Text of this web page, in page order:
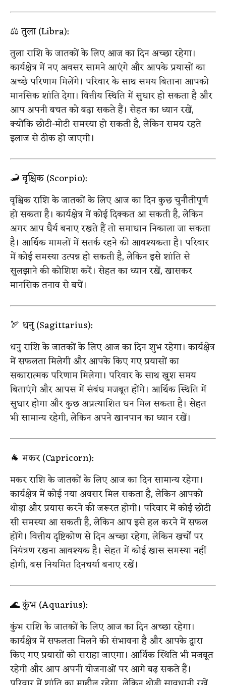
⚖️ तुला (Libra):
तुला राशि के जातकों के लिए आज का दिन अच्छा रहेगा।
कार्यक्षेत्र में नए अवसर सामने आएंगे और आपके प्रयासों का
अच्छे परिणाम मिलेंगे। परिवार के साथ समय बिताना आपको
मानसिक शांति देगा। वित्तीय स्थिति में सुधार हो सकता है और
आप अपनी बचत को बढ़ा सकते हैं। सेहत का ध्यान रखें,
क्योंकि छोटी-मोटी समस्या हो सकती है, लेकिन समय रहते
इलाज से ठीक हो जाएगी।
🦂 वृश्चिक (Scorpio):
वृश्चिक राशि के जातकों के लिए आज का दिन कुछ चुनौतीपूर्ण
हो सकता है। कार्यक्षेत्र में कोई दिक्कत आ सकती है, लेकिन
अगर आप धैर्य बनाए रखते हैं तो समाधान निकाला जा सकता
है। आर्थिक मामलों में सतर्क रहने की आवश्यकता है। परिवार
में कोई समस्या उत्पन्न हो सकती है, लेकिन इसे शांति से
सुलझाने की कोशिश करें। सेहत का ध्यान रखें, खासकर
मानसिक तनाव से बचें।
🏹 धनु (Sagittarius):
धनु राशि के जातकों के लिए आज का दिन शुभ रहेगा। कार्यक्षेत्र
में सफलता मिलेगी और आपके किए गए प्रयासों का
सकारात्मक परिणाम मिलेगा। परिवार के साथ खुश समय
बिताएंगे और आपस में संबंध मजबूत होंगे। आर्थिक स्थिति में
सुधार होगा और कुछ अप्रत्याशित धन मिल सकता है। सेहत
भी सामान्य रहेगी, लेकिन अपने खानपान का ध्यान रखें।
🐐 मकर (Capricorn):
मकर राशि के जातकों के लिए आज का दिन सामान्य रहेगा।
कार्यक्षेत्र में कोई नया अवसर मिल सकता है, लेकिन आपको
थोड़ा और प्रयास करने की जरूरत होगी। परिवार में कोई छोटी
सी समस्या आ सकती है, लेकिन आप इसे हल करने में सफल
होंगे। वित्तीय दृष्टिकोण से दिन अच्छा रहेगा, लेकिन खर्चों पर
नियंत्रण रखना आवश्यक है। सेहत में कोई खास समस्या नहीं
होगी, बस नियमित दिनचर्या बनाए रखें।
🌊 कुंभ (Aquarius):
कुंभ राशि के जातकों के लिए आज का दिन अच्छा रहेगा।
कार्यक्षेत्र में सफलता मिलने की संभावना है और आपके द्वारा
किए गए प्रयासों को सराहा जाएगा। आर्थिक स्थिति भी मजबूत
रहेगी और आप अपनी योजनाओं पर आगे बढ़ सकते हैं।